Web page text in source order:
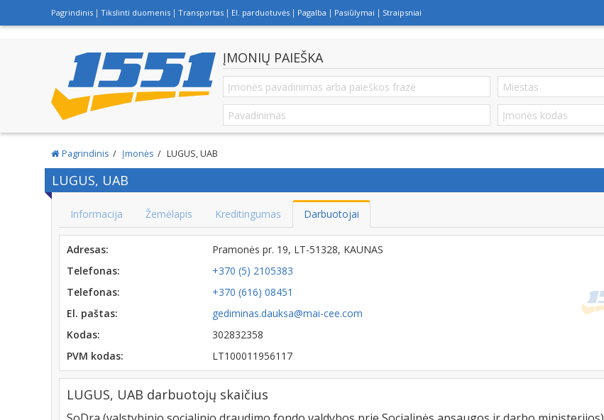
Pagrindinis Tikslinti duomenis Transportas El. parduotuvės Pagalba Pasiūlymai Straipsniai
ĮMONIŲ PAIEŠKA
Pagrindinis Įmonės LUGUS, UAB
LUGUS, UAB
Informacija Žemėlapis Kreditingumas Darbuotojai
Adresas:
Pramonės pr. 19, LT-51328, KAUNAS
Telefonas:
+370 (5) 2105383
Telefonas:
+370 (616) 08451
El. paštas:
gediminas.dauksa@mai-cee.com
Kodas:
302832358
PVM kodas:
LT100011956117
LUGUS, UAB darbuotojų skaičius